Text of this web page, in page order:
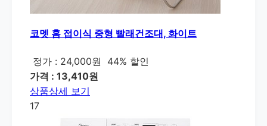
코멧 홈 접이식 중형 빨래건조대, 화이트
정가 : 24,000원
44% 할인
가격 : 13,410원
상품상세 보기
17